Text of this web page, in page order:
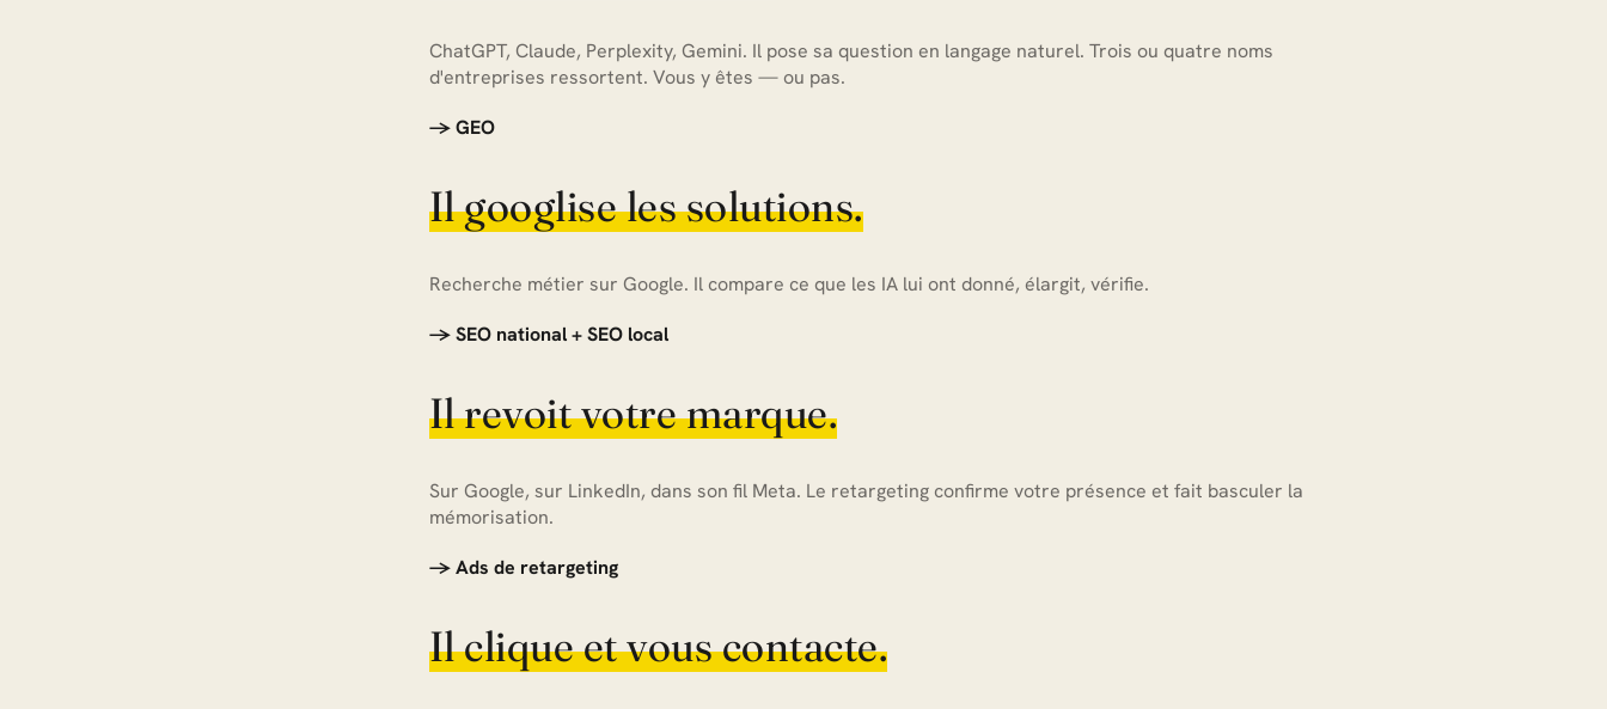
ChatGPT, Claude, Perplexity, Gemini. Il pose sa question en langage naturel. Trois ou quatre noms
d'entreprises ressortent. Vous y êtes — ou pas.
→ GEO
Il googlise les solutions.
Recherche métier sur Google. Il compare ce que les IA lui ont donné, élargit, vérifie.
→ SEO national + SEO local
Il revoit votre marque.
Sur Google, sur LinkedIn, dans son fil Meta. Le retargeting confirme votre présence et fait basculer la
mémorisation.
→ Ads de retargeting
Il clique et vous contacte.